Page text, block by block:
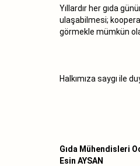
Yıllardır her gıda
ulaşabilmesi;
görmekle mümkün
Halkımıza saygı ile
Gıda Mühendisleri
Esin AYSAN